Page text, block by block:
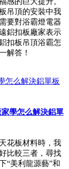
吊頂的安裝中我
要對浴霸燈電器
鋁扣板廠家表示
扣板吊頂浴霸怎
解答！
學怎么解決鋁單
花板材料時，我
比較三者，尋找
“美利龍源藝”和